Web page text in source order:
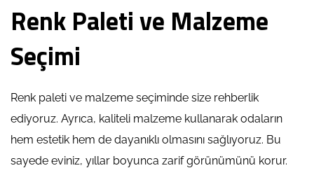
Renk Paleti ve Malzeme
Seçimi
Renk paleti ve malzeme seçiminde size rehberlik
ediyoruz. Ayrıca, kaliteli malzeme kullanarak odaların
hem estetik hem de dayanıklı olmasını sağlıyoruz. Bu
sayede eviniz, yıllar boyunca zarif görünümünü korur.